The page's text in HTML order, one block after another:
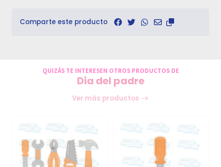
Comparte este producto
QUIZÁS TE INTERESEN OTROS PRODUCTOS DE
Dia del padre
Ver más productos